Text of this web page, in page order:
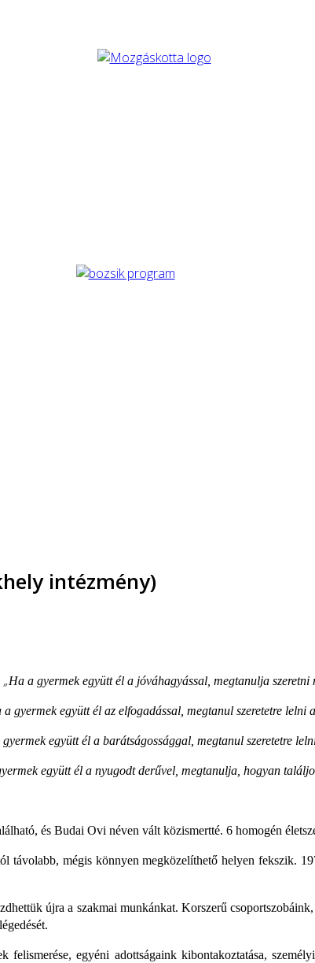
intézmény)
„Ha a gyermek együtt él a jóváhagyással, megtanulja szeretni
a gyermek együtt él az elfogadással, megtanul szeretetre lelni
együtt él a barátságossággal, megtanul szeretetre
együtt él a nyugodt derűvel, megtanulja, hogyan
és Budai Ovi néven vált közismertté. 6 homogén
távolabb, mégis könnyen megközelíthető helyen fekszik.
újra a szakmai munkánkat. Korszerű
felismerése, egyéni adottságaink kibontakoztatása,